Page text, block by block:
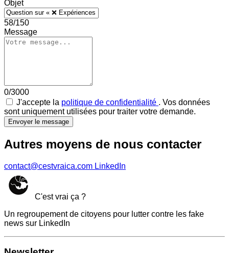
Objet
58/150
Message
0/3000
J'accepte la politique de confidentialité . Vos données
sont uniquement utilisées pour traiter votre demande.
Envoyer le message
Autres moyens de nous contacter
contact@cestvraica.com LinkedIn
C'est vrai ça ?
Un regroupement de citoyens pour lutter contre les fake
news sur LinkedIn